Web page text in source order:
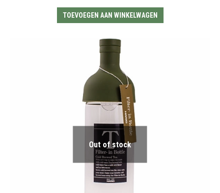
TOEVOEGEN AAN WINKELWAGEN
Out of stock